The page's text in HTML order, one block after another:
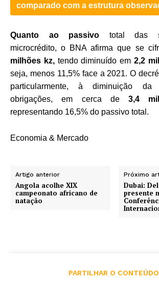
comparado com a estrutura
Quanto ao passivo total das
microcrédito, o BNA afirma que se
milhões kz,tendo diminuído em 2,2
seja, menos 11,5% face a 2021. O
particularmente, à diminuição da
obrigações, em cerca de3,4
representando 16,5% do passivo total.
Economia & Mercado
Artigo anterior
Angola acolhe XIX
campeonato africano de
natação
Próximo
Dubai:
presente
PARTILHAR O